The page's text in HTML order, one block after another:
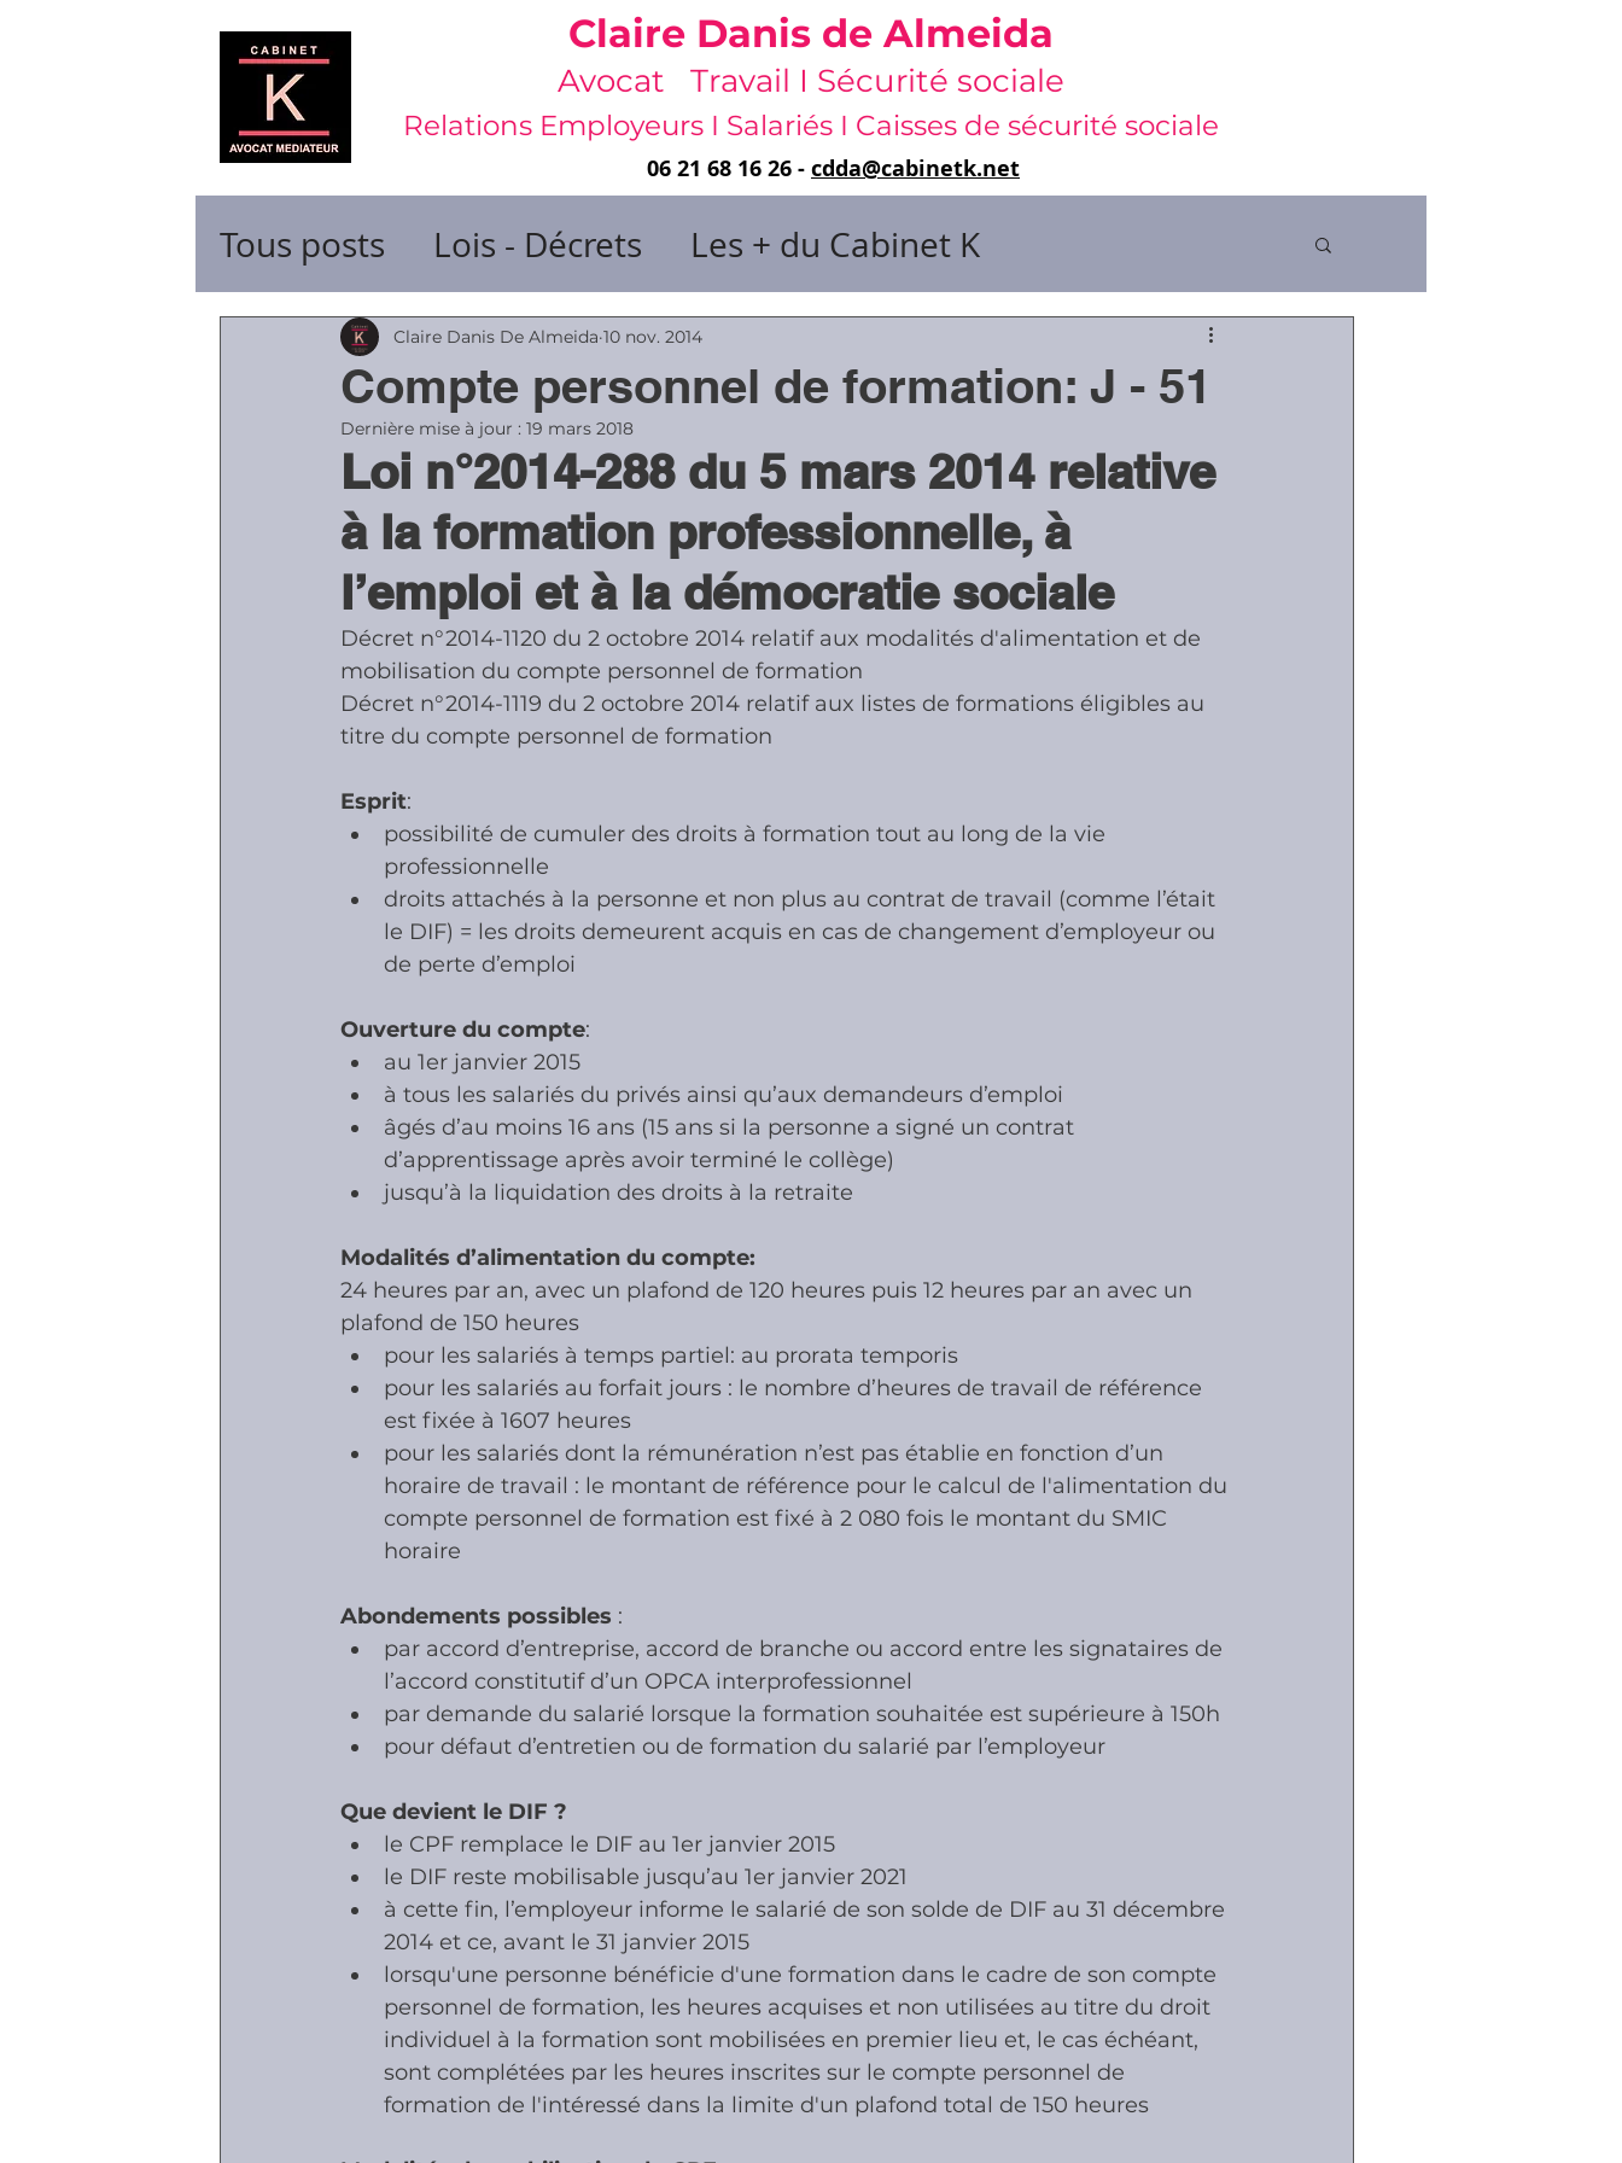
Claire Danis de Almeida
Avocat Travail I Sécurité sociale
Relations Employeurs I Salariés I Caisses de sécurité sociale
06 21 68 16 26 - cdda@cabinetk.net
Tous posts Lois - Décrets Les + du Cabinet K
Contrats de travail & de dirigeants
Durée du travail & Gestion du temps
Ruptures de contrats Risques professionnels
Accidents - Maladies Cotisations sociales & Contrôles
Prestations sociales & Contrôles Médiation Tribunaux
Compte personnel de formation: J - 51
Claire Danis De Almeida 10 nov. 2014
Dernière mise à jour : 19 mars 2018
Loi n°2014-288 du 5 mars 2014 relative
à la formation professionnelle, à
l’emploi et à la démocratie sociale
Décret n°2014-1120 du 2 octobre 2014 relatif aux modalités d'alimentation et de
mobilisation du compte personnel de formation
Décret n°2014-1119 du 2 octobre 2014 relatif aux listes de formations éligibles au
titre du compte personnel de formation
Esprit:
possibilité de cumuler des droits à formation tout au long de la vie
professionnelle
droits attachés à la personne et non plus au contrat de travail (comme l’était
le DIF) = les droits demeurent acquis en cas de changement d’employeur ou
de perte d’emploi
Ouverture du compte:
au 1er janvier 2015
à tous les salariés du privés ainsi qu’aux demandeurs d’emploi
âgés d’au moins 16 ans (15 ans si la personne a signé un contrat
d’apprentissage après avoir terminé le collège)
jusqu’à la liquidation des droits à la retraite
Modalités d’alimentation du compte:
24 heures par an, avec un plafond de 120 heures puis 12 heures par an avec un
plafond de 150 heures
pour les salariés à temps partiel: au prorata temporis
pour les salariés au forfait jours : le nombre d’heures de travail de référence
est fixée à 1607 heures
pour les salariés dont la rémunération n’est pas établie en fonction d’un
horaire de travail : le montant de référence pour le calcul de l'alimentation du
compte personnel de formation est fixé à 2 080 fois le montant du SMIC
horaire
Abondements possibles :
par accord d’entreprise, accord de branche ou accord entre les signataires de
l’accord constitutif d’un OPCA interprofessionnel
par demande du salarié lorsque la formation souhaitée est supérieure à 150h
pour défaut d’entretien ou de formation du salarié par l’employeur
Que devient le DIF ?
le CPF remplace le DIF au 1er janvier 2015
le DIF reste mobilisable jusqu’au 1er janvier 2021
à cette fin, l’employeur informe le salarié de son solde de DIF au 31 décembre
2014 et ce, avant le 31 janvier 2015
lorsqu'une personne bénéficie d'une formation dans le cadre de son compte
personnel de formation, les heures acquises et non utilisées au titre du droit
individuel à la formation sont mobilisées en premier lieu et, le cas échéant,
sont complétées par les heures inscrites sur le compte personnel de
formation de l'intéressé dans la limite d'un plafond total de 150 heures